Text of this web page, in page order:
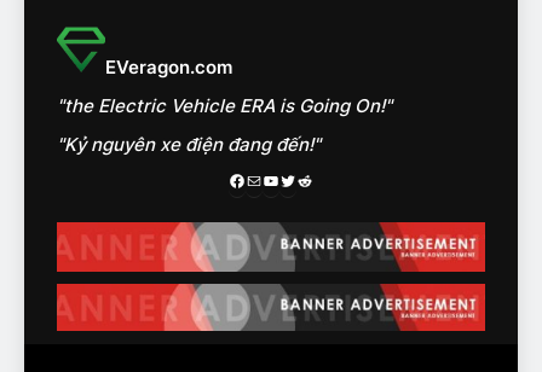
15
trên ngàn dặm đường
CÔNG NGHỆ AI, TỰ LÁI, ADAS,
ROBOTAXI
ĐÁNH GIÁ XE
Chọn VinFast VF8 hay Santa
Fe, Fortuner ?
ĐÁNH GIÁ XE
EVeragon.com
"the Electric Vehicle ERA is Going On!"
"Kỷ nguyên xe điện đang đến!"
Facebook
MailYoutube
Twitter